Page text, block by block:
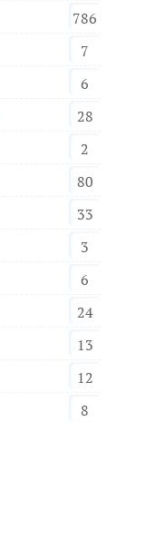
786
7
6
28
2
80
33
3
6
24
13
12
8